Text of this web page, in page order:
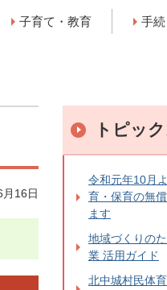
子育て・教育 手
16日
トピッ
令和元年10月
育・保育の無
ます
地域づくりの
業 活用ガイド
北中城村民体